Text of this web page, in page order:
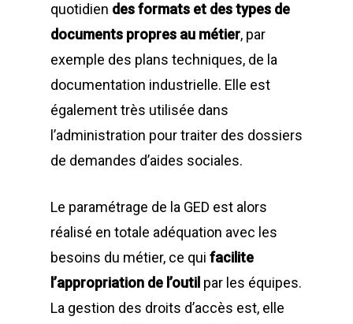
quotidien des formats et des types de
documents propres au métier, par
exemple des plans techniques, de la
documentation industrielle. Elle est
également très utilisée dans
l’administration pour traiter des dossiers
de demandes d’aides sociales.
Le paramétrage de la GED est alors
réalisé en totale adéquation avec les
besoins du métier, ce qui facilite
l’appropriation de l’outil par les équipes.
La gestion des droits d’accès est, elle